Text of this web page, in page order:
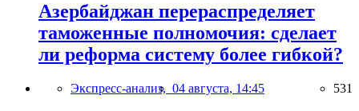
Азербайджан перераспределяет
таможенные полномочия: сделает
ли реформа систему более гибкой?
Экспресс-анализ, 04 августа, 14:45 531